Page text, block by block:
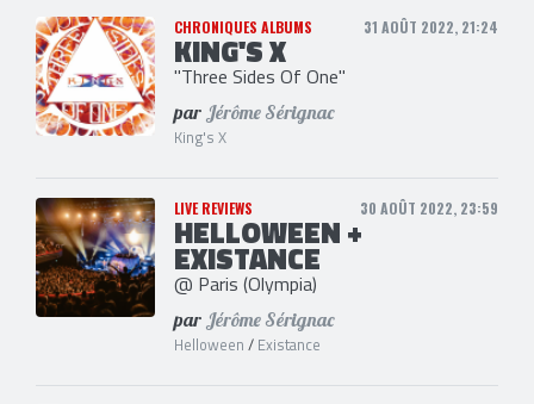
CHRONIQUES ALBUMS 31 AOÛT 2022, 21:24
KING'S X
"Three Sides Of One"
par Jérôme Sérignac
King's X
LIVE REVIEWS 30 AOÛT 2022, 23:59
HELLOWEEN +
EXISTANCE
@ Paris (Olympia)
par Jérôme Sérignac
Helloween / Existance